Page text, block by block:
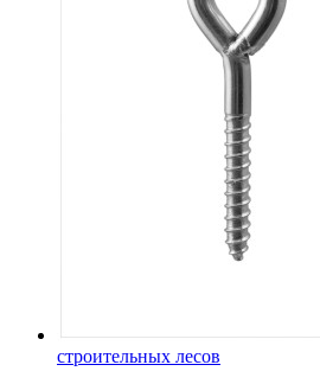
строительных лесов